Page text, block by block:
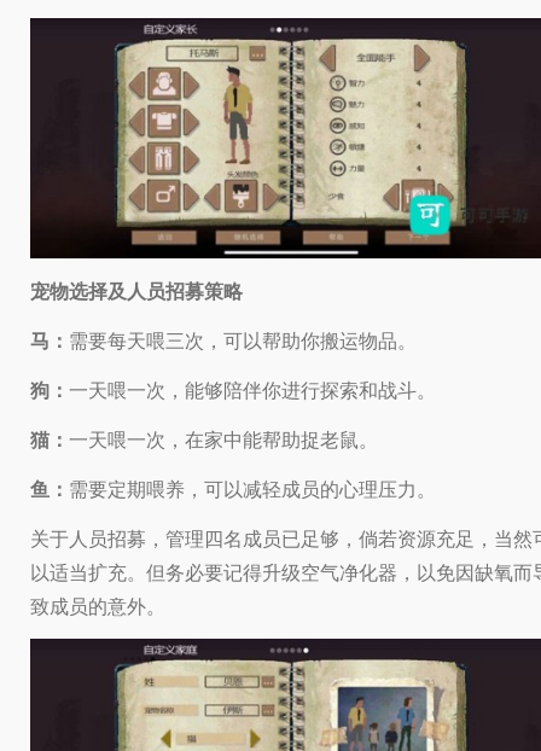
宠物选择及人员招募策略
马： 需要每天喂三次，可以帮助你搬运物品。
狗： 一天喂一次，能够陪伴你进行探索和战斗。
猫： 一天喂一次，在家中能帮助捉老鼠。
鱼： 需要定期喂养，可以减轻成员的心理压力。
关于人员招募，管理四名成员已足够，倘若资源充足，当然
以适当扩充。但务必要记得升级空气净化器，以免因缺氧而
致成员的意外。